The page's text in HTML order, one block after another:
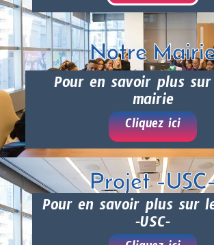
Notre
Pour en savoir plus
mairie
Cliquez ici
Projet -
Pour en savoir plus sur
-USC-